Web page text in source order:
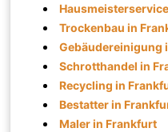
Trockenbau in
Gebäudereinigung
Schrotthandel in
Recycling in
Bestatter in
Maler in Frankfurt